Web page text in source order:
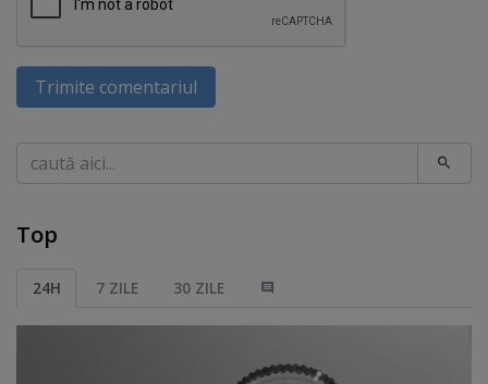
Trimite comentariul
Caută
Top
24H 7 ZILE 30 ZILE